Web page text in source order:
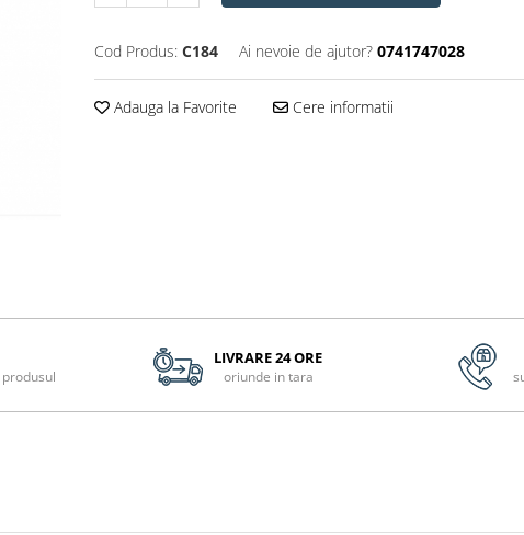
Cod Produs: C184 Ai nevoie de ajutor? 0741747028
Adauga la Favorite Cere informatii
LIVRARE 24 ORE
oriunde in tara